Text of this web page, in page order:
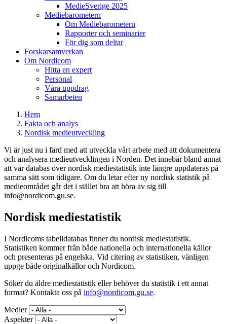
MedieSverige 2025
Mediebarometern
Om Mediebarometern
Rapporter och seminarier
För dig som deltar
Forskarsamverkan
Om Nordicom
Hitta en expert
Personal
Våra uppdrag
Samarbeten
Hem
Fakta och analys
Nordisk medieutveckling
Vi är just nu i färd med att utveckla vårt arbete med att dokumentera
och analysera medieutvecklingen i Norden. Det innebär bland annat
att vår databas över nordisk mediestatistik inte längre uppdateras på
samma sätt som tidigare. Om du letar efter ny nordisk statistik på
medieområdet går det i stället bra att höra av sig till
info@nordicom.gu.se.
Nordisk mediestatistik
I Nordicoms tabelldatabas finner du nordisk mediestatistik.
Statistiken kommer från både nationella och internationella källor
och presenteras på engelska. Vid citering av statistiken, vänligen
uppge både originalkällor och Nordicom.
Söker du äldre mediestatistik eller behöver du statistik i ett annat
format? Kontakta oss på info@nordicom.gu.se.
Medier
Aspekter